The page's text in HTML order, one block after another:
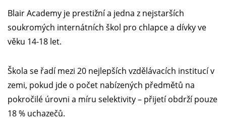
Blair Academy je prestižní a jedna z nejstarších
soukromých internátních škol pro chlapce a dívky ve
věku 14-18 let.
Škola se řadí mezi 20 nejlepších vzdělávacích institucí v
zemi, pokud jde o počet nabízených předmětů na
pokročilé úrovni a míru selektivity – přijetí obdrží pouze
18 % uchazečů.